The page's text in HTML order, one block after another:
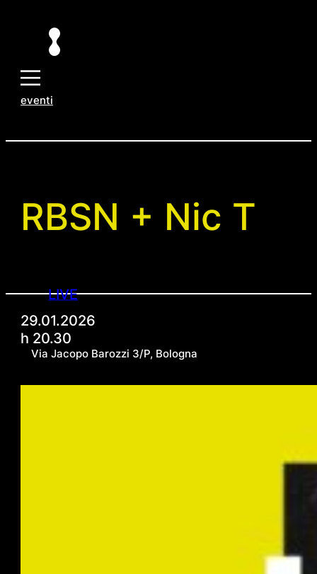
contenuto
LIVE
29.01.2026
h 20.30
Via Jacopo Barozzi 3/P, Bologna
eventi
RBSN + Nic T